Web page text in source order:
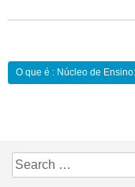
Navegação
O que é : Núcleo de Ensino:
Search
for: